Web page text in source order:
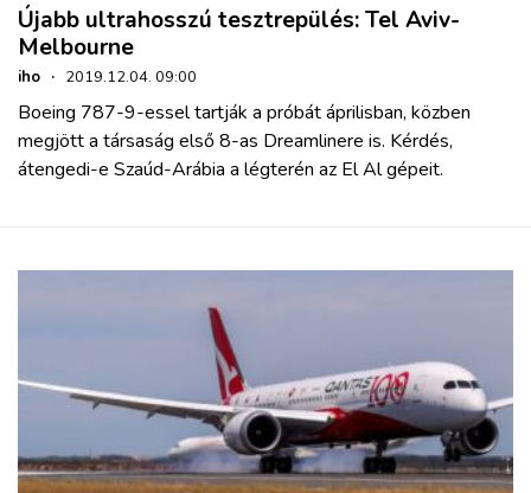
Újabb ultrahosszú tesztrepülés: Tel Aviv-
Melbourne
iho · 2019.12.04. 09:00
Boeing 787-9-essel tartják a próbát áprilisban, közben
megjött a társaság első 8-as Dreamlinere is. Kérdés,
átengedi-e Szaúd-Arábia a légterén az El Al gépeit.